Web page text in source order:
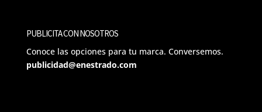
PUBLICITA CON NOSOTROS
Conoce las opciones para tu marca. Conversemos.
publicidad@enestrado.com